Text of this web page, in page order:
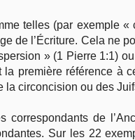
telles (par exemple «
de l’Écriture. Cela ne
» (1 Pierre 1:1)
première référence à
la circoncision ou des
de
Sur les 22